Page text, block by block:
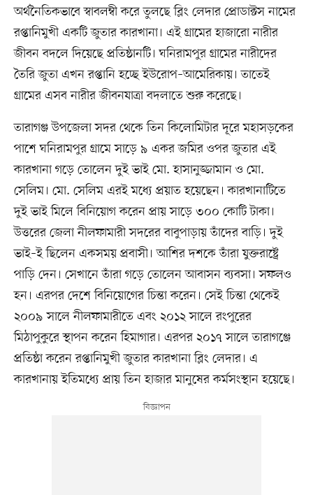
অর্থনৈতিকভাবে স্বাবলম্বী করে তুলছে ব্লিং লেদার প্রোডাক্টস নামের
রপ্তানিমুখী একটি জুতার কারখানা। এই গ্রামের হাজারো নারীর
জীবন বদলে দিয়েছে প্রতিষ্ঠানটি। ঘনিরামপুর গ্রামের নারীদের
তৈরি জুতা এখন রপ্তানি হচ্ছে ইউরোপ–আমেরিকায়। তাতেই
গ্রামের এসব নারীর জীবনযাত্রা বদলাতে শুরু করেছে।
তারাগঞ্জ উপজেলা সদর থেকে তিন কিলোমিটার দূরে মহাসড়কের
পাশে ঘনিরামপুর গ্রামে সাড়ে ৯ একর জমির ওপর জুতার এই
কারখানা গড়ে তোলেন দুই ভাই মো. হাসানুজ্জামান ও মো.
সেলিম। মো. সেলিম এরই মধ্যে প্রয়াত হয়েছেন। কারখানাটিতে
দুই ভাই মিলে বিনিয়োগ করেন প্রায় সাড়ে ৩০০ কোটি টাকা।
উত্তরের জেলা নীলফামারী সদরের বাবুপাড়ায় তাঁদের বাড়ি। দুই
ভাই–ই ছিলেন একসময় প্রবাসী। আশির দশকে তাঁরা যুক্তরাষ্ট্রে
পাড়ি দেন। সেখানে তাঁরা গড়ে তোলেন আবাসন ব্যবসা। সফলও
হন। এরপর দেশে বিনিয়োগের চিন্তা করেন। সেই চিন্তা থেকেই
২০০৯ সালে নীলফামারীতে এবং ২০১২ সালে রংপুরের
মিঠাপুকুরে স্থাপন করেন হিমাগার। এরপর ২০১৭ সালে তারাগঞ্জে
প্রতিষ্ঠা করেন রপ্তানিমুখী জুতার কারখানা ব্লিং লেদার। এ
কারখানায় ইতিমধ্যে প্রায় তিন হাজার মানুষের কর্মসংস্থান হয়েছে।